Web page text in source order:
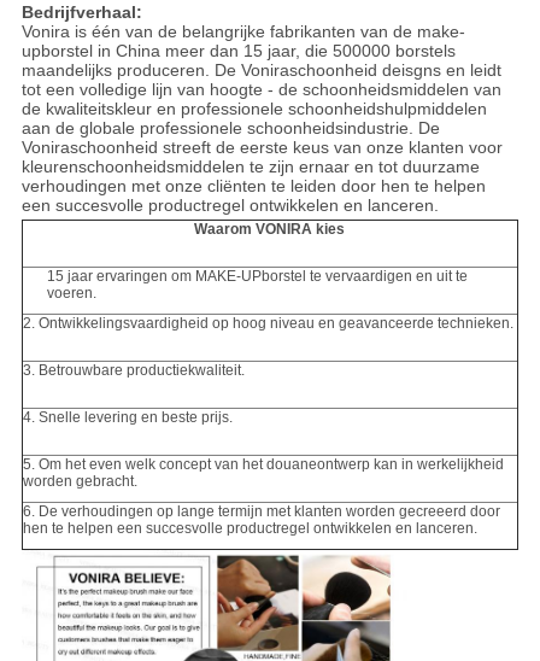
Bedrijfverhaal:
Vonira is één van de belangrijke fabrikanten van de make-
upborstel in China meer dan 15 jaar, die 500000 borstels
maandelijks produceren. De Voniraschoonheid deisgns en leidt
tot een volledige lijn van hoogte - de schoonheidsmiddelen van
de kwaliteitskleur en professionele schoonheidshulpmiddelen
aan de globale professionele schoonheidsindustrie. De
Voniraschoonheid streeft de eerste keus van onze klanten voor
kleurenschoonheidsmiddelen te zijn ernaar en tot duurzame
verhoudingen met onze cliënten te leiden door hen te helpen
een succesvolle productregel ontwikkelen en lanceren.
Waarom VONIRA kies
15 jaar ervaringen om MAKE-UPborstel te vervaardigen en uit te
voeren.
2. Ontwikkelingsvaardigheid op hoog niveau en geavanceerde technieken.
3. Betrouwbare productiekwaliteit.
4. Snelle levering en beste prijs.
5. Om het even welk concept van het douaneontwerp kan in werkelijkheid
worden gebracht.
6. De verhoudingen op lange termijn met klanten worden gecreeerd door
hen te helpen een succesvolle productregel ontwikkelen en lanceren.